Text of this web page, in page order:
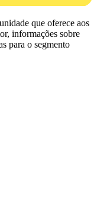
que oferece aos
informações sobre
para o segmento